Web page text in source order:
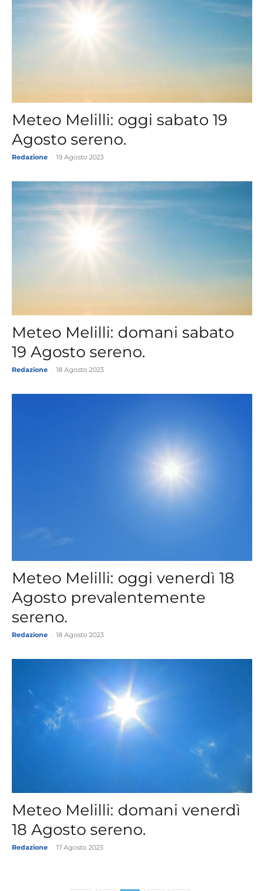
Meteo Melilli: oggi sabato 19
Agosto sereno.
Redazione 19 Agosto 2023
Meteo Melilli: domani sabato
19 Agosto sereno.
Redazione 18 Agosto 2023
Meteo Melilli: oggi venerdì 18
Agosto prevalentemente
sereno.
Redazione 18 Agosto 2023
Meteo Melilli: domani venerdì
18 Agosto sereno.
Redazione 17 Agosto 2023